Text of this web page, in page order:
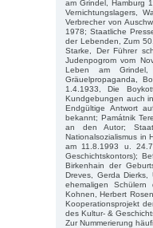
am Grindel, Hamburg
Vernichtungslagers,
Verbrecher von
1978; Staatliche
der Lebenden, Zum
Starke, Der Führer
Judenpogrom vom
Leben am
Gräuelpropaganda,
1.4.1933, Die
Kundgebungen auch
Endgültige Antwort
bekannt; Památnik
an den Autor;
Nationalsozialismus in
am 11.8.1993 u.
Geschichtskontors);
Birkenhain der
Dreves, Gerda
ehemaligen
Kohnen, Herbert
Kooperationsprojekt
des Kultur- &
Zur Nummerierung